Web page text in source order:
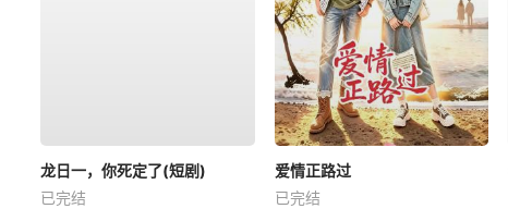
龙日一，你死定了(短剧)
已完结
爱情正路过
已完结